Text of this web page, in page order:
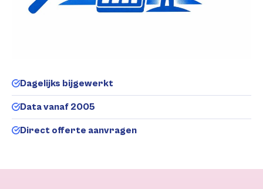
Dagelijks bijgewerkt
Data vanaf 2005
Direct offerte aanvragen